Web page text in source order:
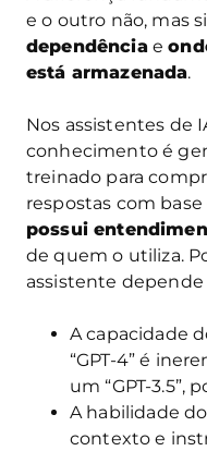
e o outro não, mas
dependênciae
está armazenada.
Nos assistentes de
conhecimento é
treinado para
respostas com
possui
de quem o utiliza.
assistente
A capacidade
“GPT-4” é
um “GPT-3.5”,
A habilidade
contexto e